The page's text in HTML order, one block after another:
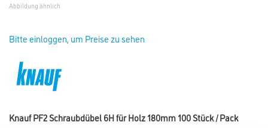
Abbildung ähnlich
Bitte einloggen, um Preise zu sehen
Knauf PF2 Schraubdübel 6H für Holz 180mm 100 Stück / Pack